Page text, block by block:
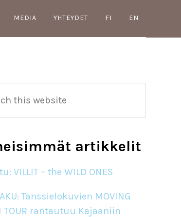
MEDIA YHTEYDET FI EN
artikkelit
VILLIT – the WILD ONES
Tanssielokuvien MOVING
TOUR rantautuu Kajaaniin